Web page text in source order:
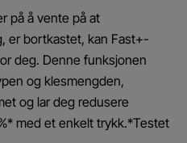
på å vente på at
er bortkastet, kan Fast+-
deg. Denne funksjonen
og klesmengden,
og lar deg redusere
med et enkelt trykk.*Testet